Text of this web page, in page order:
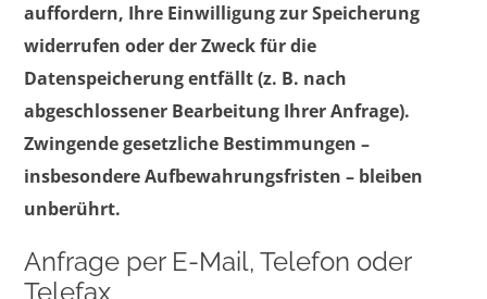
auffordern, Ihre Einwilligung zur Speicherung
widerrufen oder der Zweck für die
Datenspeicherung entfällt (z. B. nach
abgeschlossener Bearbeitung Ihrer Anfrage).
Zwingende gesetzliche Bestimmungen –
insbesondere Aufbewahrungsfristen – bleiben
unberührt.
Anfrage per E-Mail, Telefon oder
Telefax